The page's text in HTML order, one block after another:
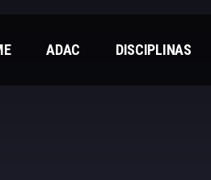
ADAC DISCIPLINAS